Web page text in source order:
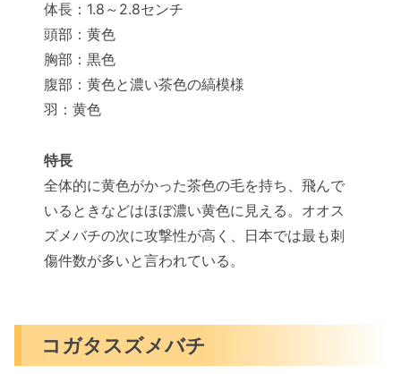
体長：1.8～2.8センチ
頭部：黄色
胸部：黒色
腹部：黄色と濃い茶色の縞模様
羽：黄色
特長
全体的に黄色がかった茶色の毛を持ち、飛んで
いるときなどはほぼ濃い黄色に見える。オオス
ズメバチの次に攻撃性が高く、日本では最も刺
傷件数が多いと言われている。
コガタスズメバチ